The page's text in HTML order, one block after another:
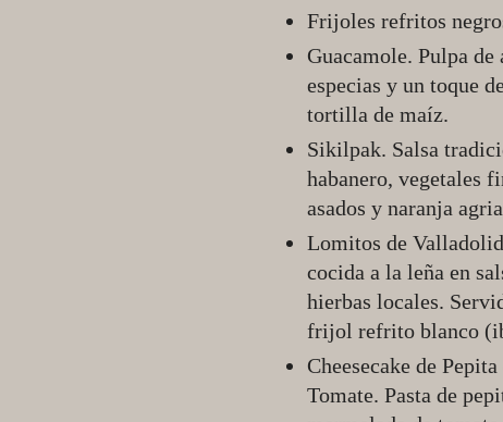
Frijoles refritos
Guacamole. Pulpa
especias y un toque
tortilla de maíz.
Sikilpak. Salsa
habanero, vegetales
asados y naranja
Lomitos de
cocida a la leña en
hierbas locales.
frijol refrito blanco
Cheesecake de
Tomate. Pasta de